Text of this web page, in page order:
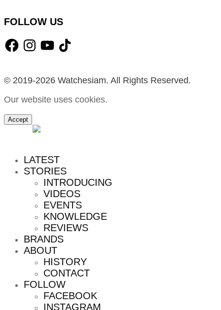
FOLLOW US
FacebookInstagramYouTube
TikTok
© 2019-2026 Watchesiam. All Rights Reserved.
Our website uses cookies.
Accept
LATEST
STORIES
INTRODUCING
VIDEOS
EVENTS
KNOWLEDGE
REVIEWS
BRANDS
ABOUT
HISTORY
CONTACT
FOLLOW
FACEBOOK
INSTAGRAM